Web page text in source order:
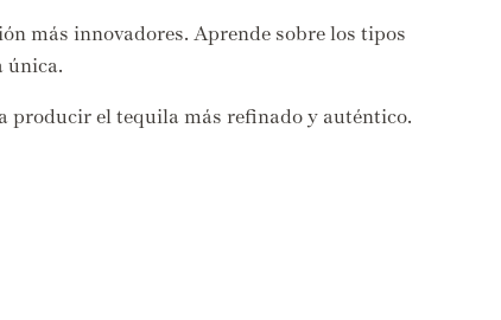
más innovadores. Aprende sobre los tipos
única.
producir el tequila más refinado y auténtico.